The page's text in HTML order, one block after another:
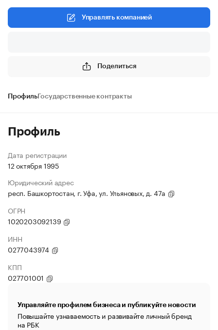
Управлять компанией
Поделиться
ПрофильГосударственные контракты
Профиль
Дата регистрации
12 октября 1995
Юридический адрес
респ. Башкортостан, г. Уфа, ул. Ульяновых, д. 47а
ОГРН
1020203092139
ИНН
0277043974
КПП
027701001
Управляйте профилем бизнеса и публикуйте новости
Повышайте узнаваемость и развивайте личный бренд
на РБК